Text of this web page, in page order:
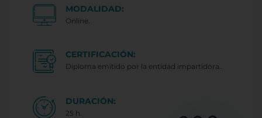
MODALIDAD:
Online.
CERTIFICACIÓN:
Diploma emitido por la entidad impartidora..
DURACIÓN:
25 h.